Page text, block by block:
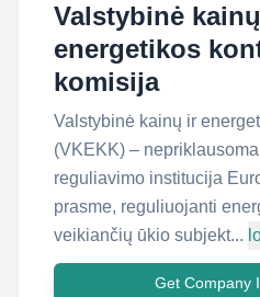
Valstybinė
energetikos
komisija
Valstybinė kainų ir
(VKEKK) –
reguliavimo institucija
prasme, reguliuojanti
veikiančių ūkio subjekt...
Get Company